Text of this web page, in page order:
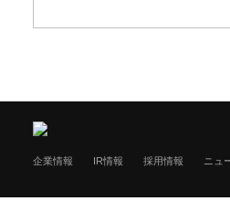
企業情報 IR情報 採用情報 ニュ